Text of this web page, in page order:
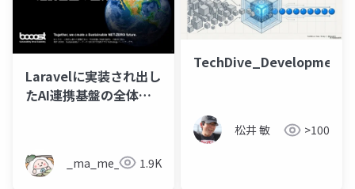
Laravelに実装され出し
たAI連携基盤の全体像
_ma_me_ 1.9K
松井 敏 >100